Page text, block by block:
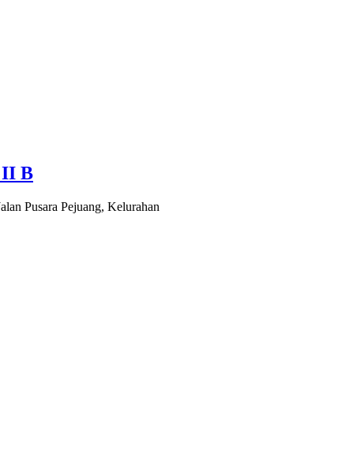
II B
Pusara Pejuang, Kelurahan